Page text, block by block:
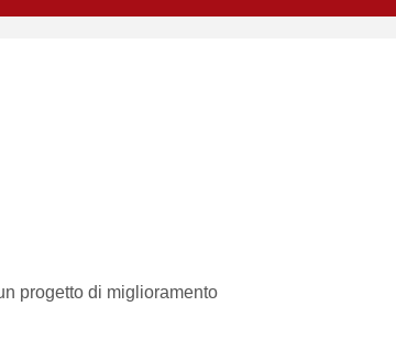
progetto di miglioramento